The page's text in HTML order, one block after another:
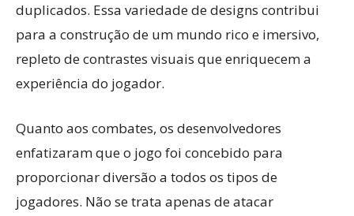
duplicados. Essa variedade de designs contribui
para a construção de um mundo rico e imersivo,
repleto de contrastes visuais que enriquecem a
experiência do jogador.
Quanto aos combates, os desenvolvedores
enfatizaram que o jogo foi concebido para
proporcionar diversão a todos os tipos de
jogadores. Não se trata apenas de atacar